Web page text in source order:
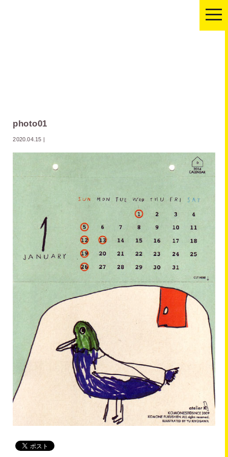
photo01
2020.04.15 |